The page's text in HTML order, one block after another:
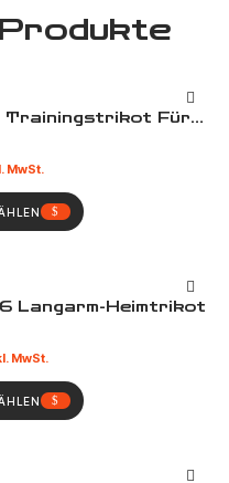
Trainingstrikot Für
MwSt.
Langarm-Heimtrikot
MwSt.